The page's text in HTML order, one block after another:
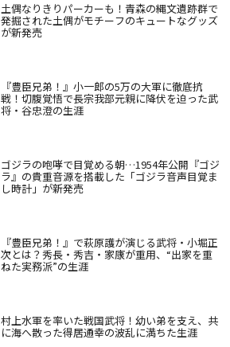
土偶なりきりパーカーも！青森の縄文遺跡群で
発掘された土偶がモチーフのキュートなグッズ
が新発売
『豊臣兄弟！』小一郎の5万の大軍に徹底抗
戦！切腹覚悟で長宗我部元親に降伏を迫った武
将・谷忠澄の生涯
ゴジラの咆哮で目覚める朝…1954年公開『ゴジ
ラ』の貴重音源を搭載した「ゴジラ音声目覚ま
し時計」が新発売
『豊臣兄弟！』で萩原護が演じる武将・小堀正
次とは？秀長・秀吉・家康が重用、“出家を重
ねた実務派”の生涯
村上水軍を率いた戦国武将！幼い弟を支え、共
に海へ散った得居通幸の波乱に満ちた生涯